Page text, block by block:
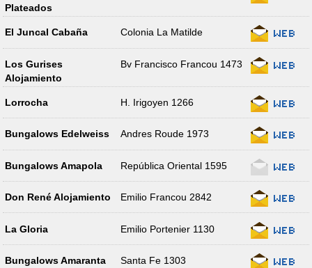
Plateados
El Juncal Cabaña Colonia La Matilde
Los Gurises
Alojamiento
Bv Francisco Francou 1473
Lorrocha H. Irigoyen 1266
Bungalows Edelweiss Andres Roude 1973
Bungalows Amapola República Oriental 1595
Don René Alojamiento Emilio Francou 2842
La Gloria Emilio Portenier 1130
Bungalows Amaranta Santa Fe 1303